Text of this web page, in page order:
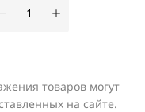
товаров могут
на сайте.